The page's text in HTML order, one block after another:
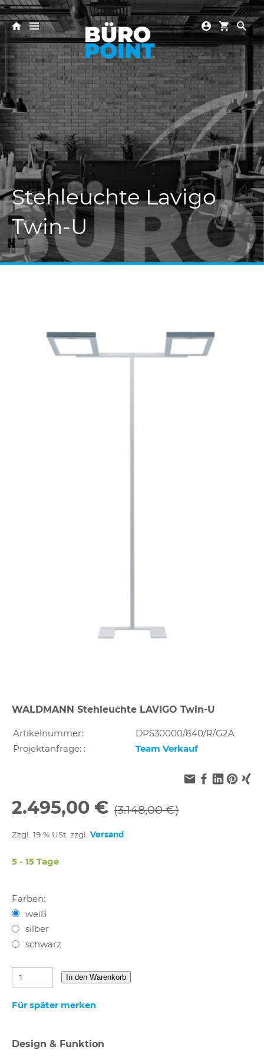
Stehleuchte Lavigo
Twin-U
WALDMANN Stehleuchte LAVIGO Twin-U
Artikelnummer:
DPS30000/840/R/G2A
Projektanfrage: :
Team Verkauf
2.495,00 € (3.148,00 €)
Zzgl. 19 % USt. zzgl. Versand
5 - 15 Tage
Farben:
weiß
silber
schwarz
In den Warenkorb
Für später merken
Design & Funktion